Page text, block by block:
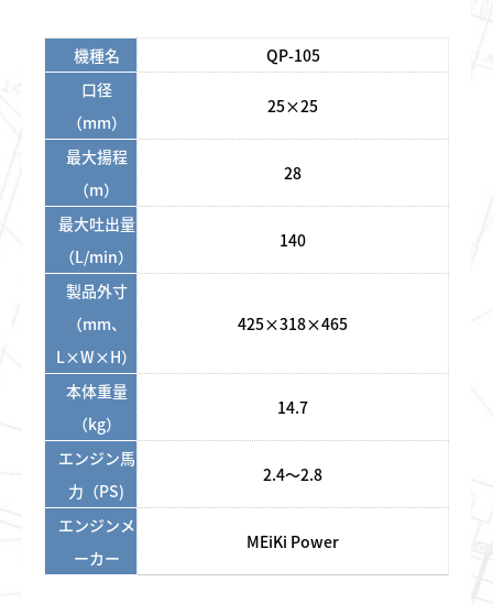
機種名
QP-105
口径
（mm）
25×25
最大揚程
（m）
28
最大吐出量
（L/min）
140
製品外寸
（mm、
L×W×H）
425×318×465
本体重量
（kg）
14.7
エンジン馬
力（PS)
2.4～2.8
エンジンメ
ーカー
MEiKi Power